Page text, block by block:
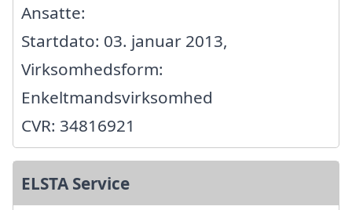
Ansatte:
Startdato: 03. januar 2013,
Virksomhedsform:
Enkeltmandsvirksomhed
CVR: 34816921
ELSTA Service